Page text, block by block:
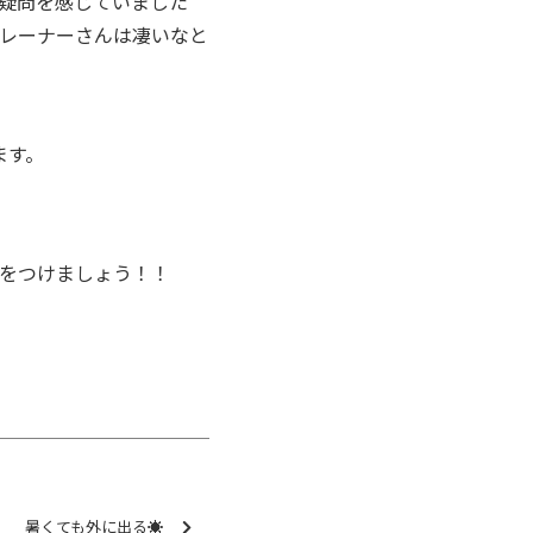
ーナーさんは凄いなと
。
つけましょう！！
暑くても外に出る☀️